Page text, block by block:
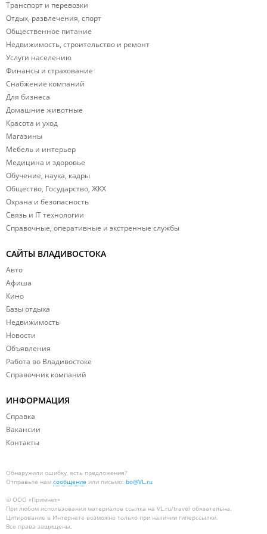
открываются панорамные виды на Японское море.
птицами. На базах отдыха доступны мангальные зоны,
настольные игры, прокат лодок и спортивного инвентаря.
атмосфера, чистый воздух, тёплая вода — всё это делает
Посьет комфортным курортом для отдыха с маленькими
детьми. Можно покормить чаек, найти морские ракушки, а в
лесу — прогуляться по экологическим тропам. Если вы
ищете спокойное и недорогое место на юге Приморья —
Посьет будет отличным выбором.
Транспорт и перевозки
Отдых, развлечения, спорт
Общественное питание
Недвижимость, строительство и ремонт
Услуги населению
Финансы и страхование
Снабжение компаний
Для бизнеса
Домашние животные
Красота и уход
Магазины
Мебель и интерьер
Медицина и здоровье
Обучение, наука, кадры
Общество, Государство, ЖКХ
Охрана и безопасность
Связь и IT технологии
Справочные, оперативные и экстренные службы
САЙТЫ ВЛАДИВОСТОКА
Авто
Афиша
Кино
Базы отдыха
Недвижимость
Новости
Объявления
Работа во Владивостоке
Справочник компаний
ИНФОРМАЦИЯ
Справка
Вакансии
Контакты
Обнаружили ошибку, есть предложения?
Отправьте нам сообщение или письмо: bo@VL.ru
© ООО «Примнет»
При любом использовании материалов ссылка на VL.ru/travel обязательна.
Цитирование в Интернете возможно только при наличии гиперссылки.
Все права защищены.